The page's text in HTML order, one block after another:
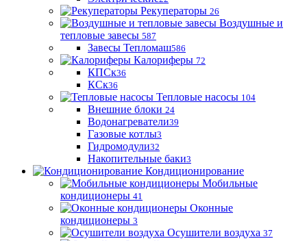
Рекуператоры 26
Воздушные и
тепловые завесы 587
Завесы Тепломаш586
Калориферы 72
КПСк36
КСк36
Тепловые насосы 104
Внешние блоки 24
Водонагреватели39
Газовые котлы3
Гидромодули32
Накопительные баки3
Кондиционирование
Мобильные
кондиционеры 41
Оконные
кондиционеры 3
Осушители воздуха 37